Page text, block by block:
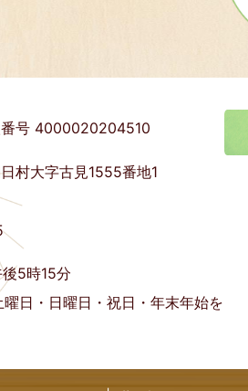
号 4000020204510
村大字古見1555番地1
5時15分
日・日曜日・祝日・年末年始を